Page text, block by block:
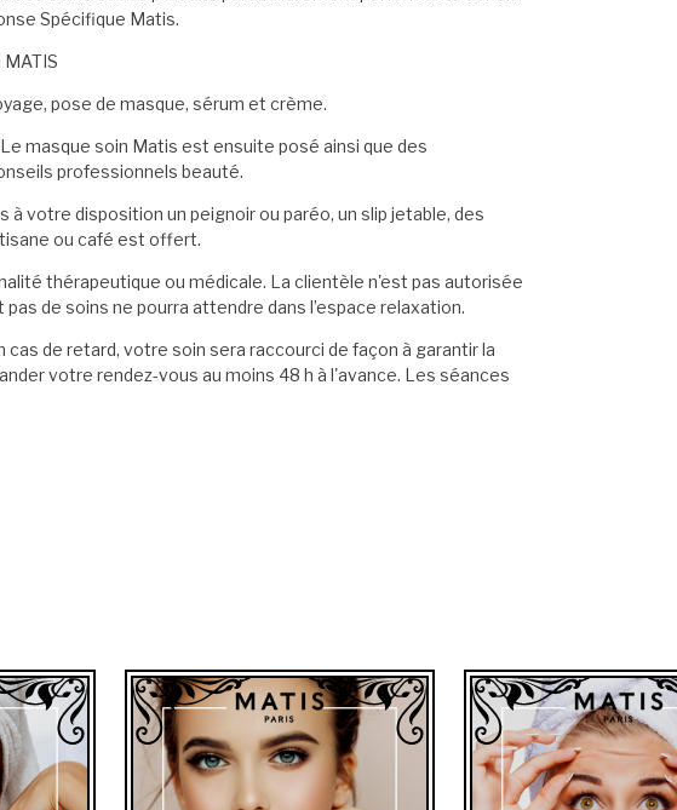
Spécifique Matis.
pose de masque, sérum et crème.
masque soin Matis est ensuite posé ainsi que des
professionnels beauté.
votre disposition un peignoir ou paréo, un slip jetable, des
ou café est offert.
thérapeutique ou médicale. La clientèle n'est pas autorisée
de soins ne pourra attendre dans l’espace relaxation.
cas de retard, votre soin sera raccourci de façon à garantir la
votre rendez-vous au moins 48 h à l'avance. Les séances